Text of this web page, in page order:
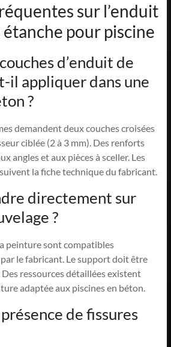
sur l’enduit
étanche pour piscine
d’enduit de
il appliquer dans une
?
demandent deux couches croisées
ciblée (2 à 3 mm). Des renforts
angles et aux pièces à sceller. Les
la fiche technique du fabricant.
directement sur
?
peinture sont compatibles
le fabricant. Le support doit être
ressources détaillées existent
adaptée aux piscines en béton.
de fissures